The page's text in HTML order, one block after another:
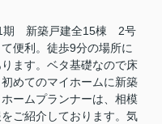
期 新築戸建全15棟 2号
便利。徒歩9分の場所に
ます。ベタ基礎なので床
めてのマイホームに新築
ームプランナーは、相模
ご紹介しております。気